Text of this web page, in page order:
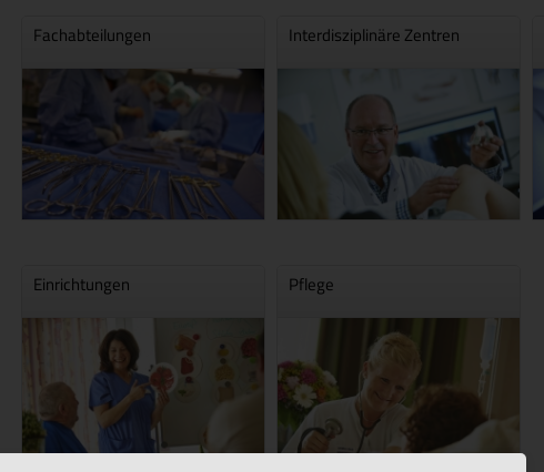
Fachabteilungen Interdisziplinäre Zentren
Einrichtungen Pflege